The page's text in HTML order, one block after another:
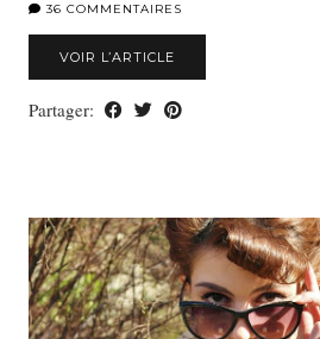
36 COMMENTAIRES
VOIR L’ARTICLE
Partager: